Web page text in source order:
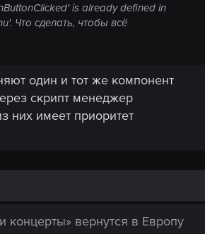
is already defined in
Что сделать, чтобы всё
один и тот же компонент
скрипт менеджер
них имеет приоритет
концерты» вернутся в Европу